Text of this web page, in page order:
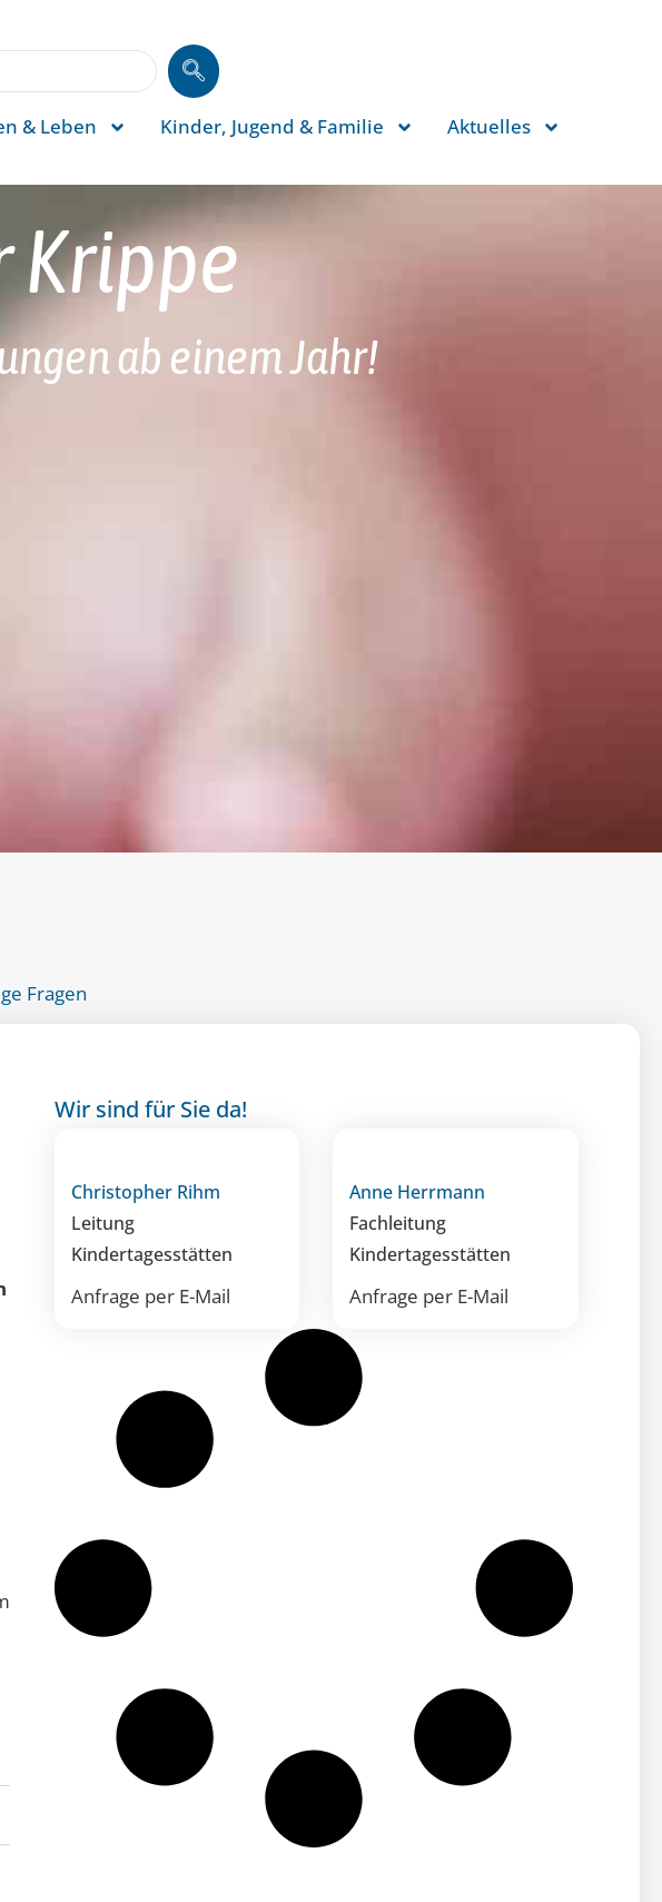
& Leben Kinder, Jugend & Familie
Aktuelles
Krippe
ab einem Jahr!
Fragen
Wir sind für Sie da!
Christopher Rihm
Leitung
Kindertagesstätten
Anfrage per E-Mail
Anne Herrmann
Fachleitung
Kindertagesstätten
Anfrage per E-Mail